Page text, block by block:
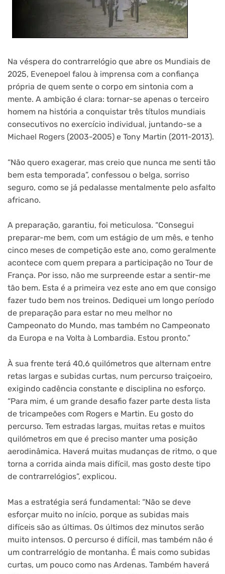
Na véspera do contrarrelógio que abre os Mundiais de
2025, Evenepoel falou à imprensa com a confiança
própria de quem sente o corpo em sintonia com a
mente. A ambição é clara: tornar-se apenas o terceiro
homem na história a conquistar três títulos mundiais
consecutivos no exercício individual, juntando-se a
Michael Rogers (2003-2005) e Tony Martin (2011-2013).
“Não quero exagerar, mas creio que nunca me senti tão
bem esta temporada”, confessou o belga, sorriso
seguro, como se já pedalasse mentalmente pelo asfalto
africano.
A preparação, garantiu, foi meticulosa. “Consegui
preparar-me bem, com um estágio de um mês, e tenho
cinco meses de competição este ano, como geralmente
acontece com quem prepara a participação no Tour de
França. Por isso, não me surpreende estar a sentir-me
tão bem. Esta é a primeira vez este ano em que consigo
fazer tudo bem nos treinos. Dediquei um longo período
de preparação para estar no meu melhor no
Campeonato do Mundo, mas também no Campeonato
da Europa e na Volta à Lombardia. Estou pronto.”
À sua frente terá 40,6 quilómetros que alternam entre
retas largas e subidas curtas, num percurso traiçoeiro,
exigindo cadência constante e disciplina no esforço.
“Para mim, é um grande desafio fazer parte desta lista
de tricampeões com Rogers e Martin. Eu gosto do
percurso. Tem estradas largas, muitas retas e muitos
quilómetros em que é preciso manter uma posição
aerodinâmica. Haverá muitas mudanças de ritmo, o que
torna a corrida ainda mais difícil, mas gosto deste tipo
de contrarrelógios”, explicou.
Mas a estratégia será fundamental: “Não se deve
esforçar muito no início, porque as subidas mais
difíceis são as últimas. Os últimos dez minutos serão
muito intensos. O percurso é difícil, mas também não é
um contrarrelógio de montanha. É mais como subidas
curtas, um pouco como nas Ardenas. Também haverá